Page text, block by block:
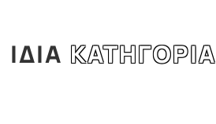
ΙΔΙΑ ΚΑΤΗΓΟΡΙΑ